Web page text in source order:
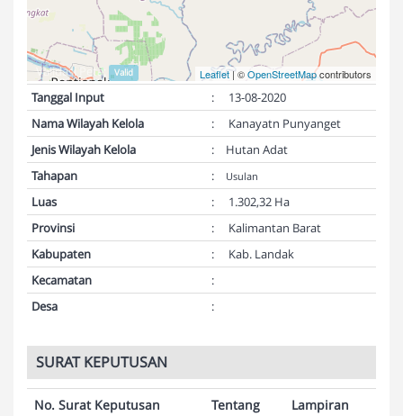
Leaflet| ©OpenStreetMapcontributors
Validasi Peta: Valid
Tanggal Input :
13-08-2020
Nama Wilayah Kelola
:
Kanayatn Punyanget
Jenis Wilayah Kelola
:
Hutan Adat
Tahapan
: Usulan
Luas :
1.302,32 Ha
Provinsi
:
Kalimantan Barat
Kabupaten
:
Kab. Landak
Kecamatan
:
Desa
:
SURAT KEPUTUSAN
No. Surat Keputusan Tentang Lampiran